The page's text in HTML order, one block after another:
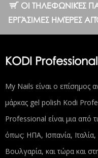
ΟΙ ΤΗΛΕΦΩΝΙΚΈΣ
ΕΡΓΆΣΙΜΕΣ ΗΜΈΡΕΣ
KODI
My Nails είναι ο επίσημος
μάρκας gel polish Kodi
Professional είναι μια από
όπως: ΗΠΑ, Ισπανία,
Βουλγαρία, και τώρα και